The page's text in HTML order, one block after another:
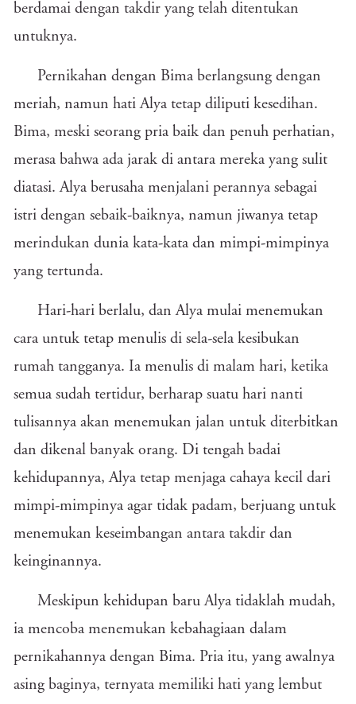
berdamai dengan takdir yang telah ditentukan
untuknya.
Pernikahan dengan Bima berlangsung dengan
meriah, namun hati Alya tetap diliputi kesedihan.
Bima, meski seorang pria baik dan penuh perhatian,
merasa bahwa ada jarak di antara mereka yang sulit
diatasi. Alya berusaha menjalani perannya sebagai
istri dengan sebaik-baiknya, namun jiwanya tetap
merindukan dunia kata-kata dan mimpi-mimpinya
yang tertunda.
Hari-hari berlalu, dan Alya mulai menemukan
cara untuk tetap menulis di sela-sela kesibukan
rumah tangganya. Ia menulis di malam hari, ketika
semua sudah tertidur, berharap suatu hari nanti
tulisannya akan menemukan jalan untuk diterbitkan
dan dikenal banyak orang. Di tengah badai
kehidupannya, Alya tetap menjaga cahaya kecil dari
mimpi-mimpinya agar tidak padam, berjuang untuk
menemukan keseimbangan antara takdir dan
keinginannya.
Meskipun kehidupan baru Alya tidaklah mudah,
ia mencoba menemukan kebahagiaan dalam
pernikahannya dengan Bima. Pria itu, yang awalnya
asing baginya, ternyata memiliki hati yang lembut